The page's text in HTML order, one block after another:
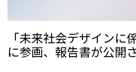
「未来社会デザインに
に参画、報告書が公開